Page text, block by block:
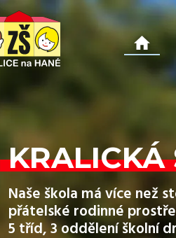
KRALICKÁ
Naše škola má více než
přátelské rodinné
5 tříd, 3 oddělení školní